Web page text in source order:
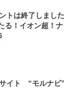
トは終了しました
る！イオン超！ナ
イト “モルナビ”